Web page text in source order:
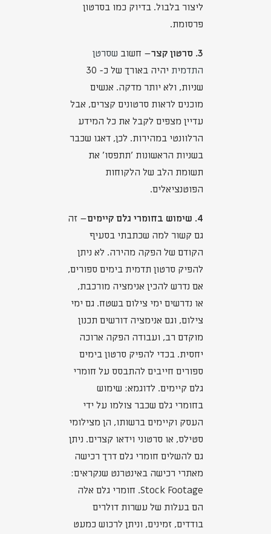
ליצור בלבול. בדיוק כמו בסרטון
פרסומת.
3. סרטון קצר – חשוב שסרטן
התדמית
יהיה באורך של כ- 30
שניות, ולא יותר מדקה. אנשים
מוכנים לראות סרטונים קצרים, אבל
עדיין מצפים לקבל את כל המידע
הרלוונטי במהירות. לכן, דאגו שכבר
בשניות הראשונות 'תתפסו' את
תשומת הלב של הלקוחות
הפוטנציאלים.
4. שימוש בחומרי גלם קיימים
– זה
גם קשור למה שכתבתי בסעיף
הקודם של הפקה מהירה. לא ניתן
להפיק סרטון תדמית בימים ספורים,
אם נדרש להכין אנימציה מורכבת,
או נדרשים ימי צילום בשטח. גם ימי
צילום, וגם אנימציה דורשים תכנון
מוקדם רב, ועבודה הפקה ארוכה
יחסית. בכדי להפיק סרטון בימים
ספורים חייבים להתבסס על חומרי
גלם קיימים. לדוגמא: שימוש
בחומרי גלם שכבר צולמו על ידי
העסק וקיימים ברשותו, הן מצילומי
סטילס, או סרטוני וידאו קצרים. ניתן
גם להשלים חומרי גלם דרך רכישה
מאתרי רכישה באינטרנט שנקראים:
Stock Footage. חומרי גלם אלה
הם בעלות של עשרות דולרים
בודדים, זמינים, וניתן לרכוש כמעט